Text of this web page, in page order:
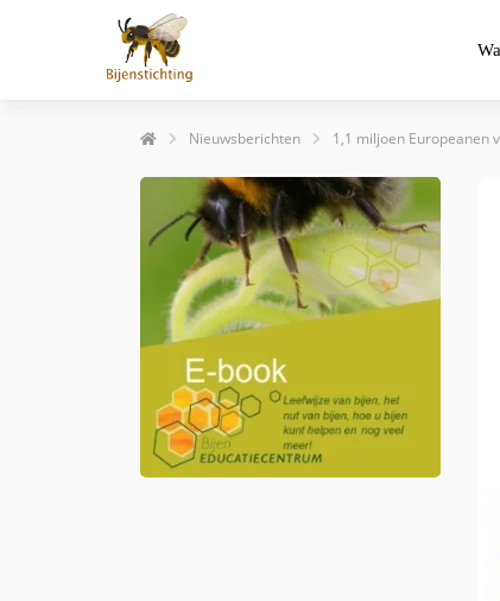
Nieuwsberichten 1,1 miljoen Europeanen